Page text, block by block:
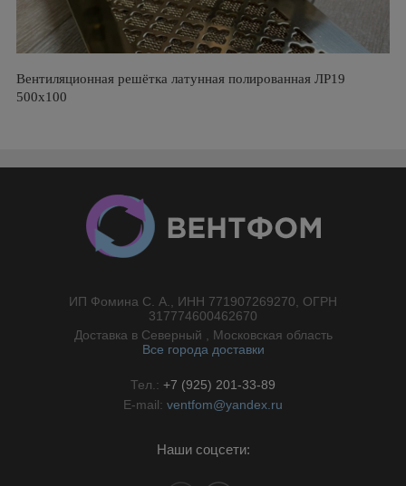
Вентиляционная решётка латунная полированная ЛР19
500х100
ИП Фомина С. А., ИНН 771907269270, ОГРН
317774600462670
Доставка в Северный , Московская область
Все города доставки
Тел.: +7 (925) 201-33-89
E-mail: ventfom@yandex.ru
Наши соцсети: